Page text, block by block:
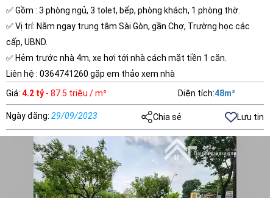
✅ Gồm : 3 phòng ngủ, 3 tolet, bếp, phòng khách, 1 phòng thờ.
✅ Vị trí: Nằm ngay trung tâm Sài Gòn, gần Chợ, Trường học các
cấp, UBND.
✅ Hẻm trước nhà 4m, xe hơi tới nhà cách mặt tiền 1 căn.
Liên hệ : 0364741260 gặp em thảo xem nhà
Giá: 4.2 tỷ - 87.5 triệu / m² Diện tích:48m²
Ngày đăng: 29/09/2023 Chia sẻ Lưu tin